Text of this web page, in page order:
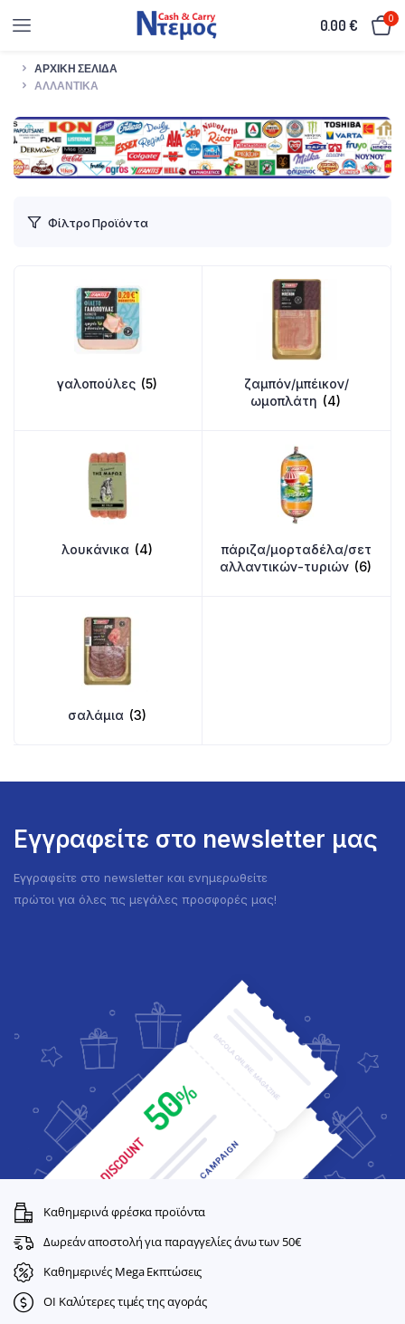
0.00€ 0
ΑΡΧΙΚΉ ΣΕΛΊΔΑ
ΑΛΛΑΝΤΙΚΆ
Φίλτρο Προϊόντα
γαλοπούλες (5)
ζαμπόν/μπέικον/
ωμοπλάτη (4)
λουκάνικα (4)
πάριζα/μορταδέλα/σετ
αλλαντικών-τυριών (6)
σαλάμια (3)
Εγγραφείτε στο newsletter μας
Εγγραφείτε στο newsletter και ενημερωθείτε
πρώτοι για όλες τις μεγάλες προσφορές μας!
Καθημερινά φρέσκα προϊόντα
Δωρεάν αποστολή για παραγγελίες άνω των 50€
Καθημερινές Mega Εκπτώσεις
ΟΙ Καλύτερες τιμές της αγοράς